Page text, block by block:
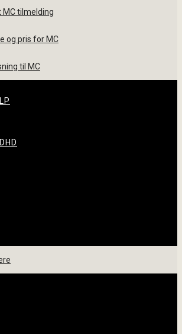
MC tilmelding
og pris for MC
til MC